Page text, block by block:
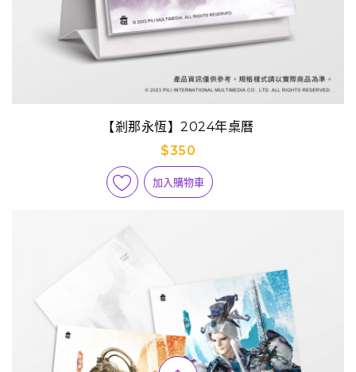
【剎那永恆】2024年桌曆
$350
加入購物車